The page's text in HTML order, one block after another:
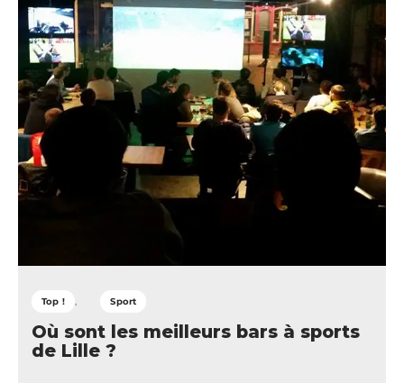
Top ! Sport
Où sont les meilleurs bars à sports
de Lille ?